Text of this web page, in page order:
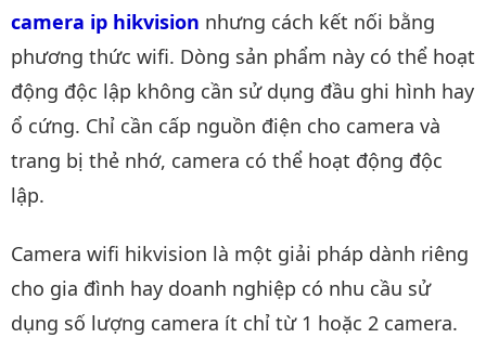
camera ip hikvision nhưng cách kết nối bằng
phương thức wifi. Dòng sản phẩm này có thể hoạt
động độc lập không cần sử dụng đầu ghi hình hay
ổ cứng. Chỉ cần cấp nguồn điện cho camera và
trang bị thẻ nhớ, camera có thể hoạt động độc
lập.
Camera wifi hikvision là một giải pháp dành riêng
cho gia đình hay doanh nghiệp có nhu cầu sử
dụng số lượng camera ít chỉ từ 1 hoặc 2 camera.